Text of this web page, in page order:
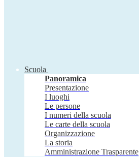
Scuola
Panoramica
Presentazione
I luoghi
Le persone
I numeri della scuola
Le carte della scuola
Organizzazione
La storia
Amministrazione Trasparente